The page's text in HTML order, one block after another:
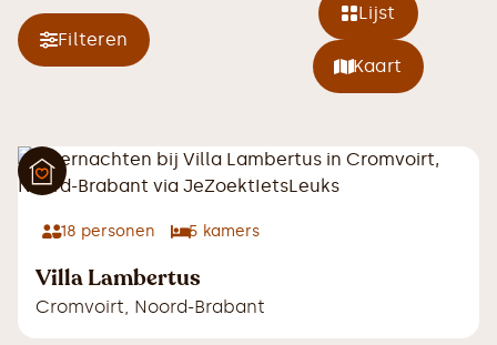
Filteren
Lijst
Kaart
18 personen 5 kamers
Villa Lambertus
Cromvoirt, Noord-Brabant